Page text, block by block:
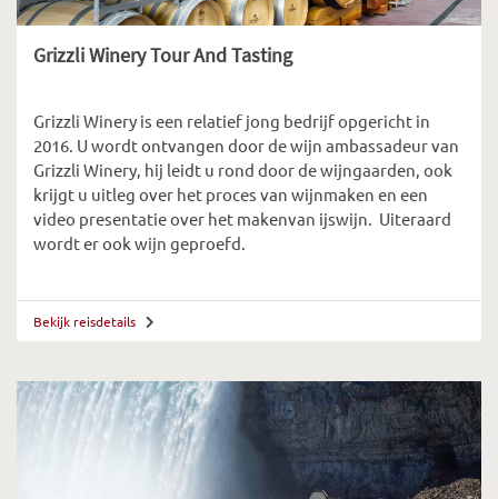
Grizzli Winery Tour And Tasting
Grizzli Winery is een relatief jong bedrijf opgericht in
2016. U wordt ontvangen door de wijn ambassadeur van
Grizzli Winery, hij leidt u rond door de wijngaarden, ook
krijgt u uitleg over het proces van wijnmaken en een
video presentatie over het makenvan ijswijn. Uiteraard
wordt er ook wijn geproefd.
Bekijk reisdetails